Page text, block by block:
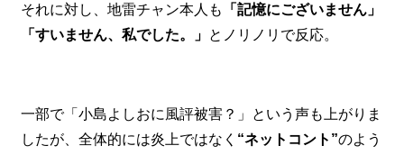
それに対し、地雷チャン本人も
「記憶にございません」
「すいません、私でした。」 とノリノリで反応。
一部で「小島よしおに風評被害？」という声も上がりま
したが、全体的には炎上ではなく “ネットコント”のよう